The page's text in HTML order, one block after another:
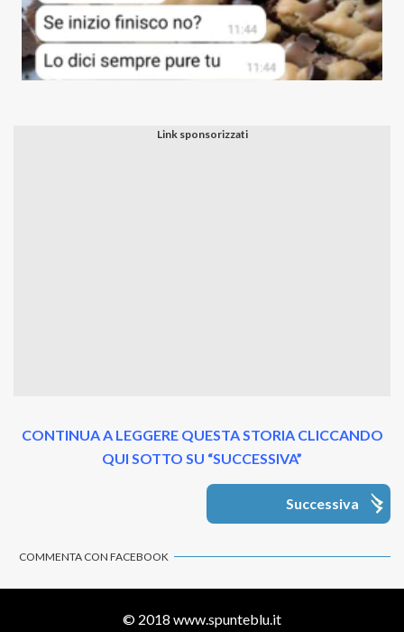
CONTINUA A LEGGERE QUESTA STORIA CLICCANDO
QUI SOTTO SU “SUCCESSIVA”
Successiva
COMMENTA CON FACEBOOK
© 2018 www.spunteblu.it